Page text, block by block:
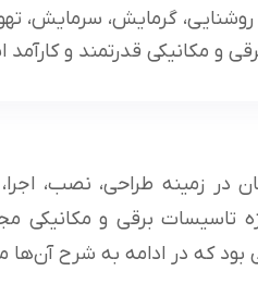
گرمایش، سرمایش،
و مکانیکی قدرتمند و
در زمینه طراحی، نصب،
تاسیسات برقی و مکانیکی
که در ادامه به شرح آن‌ها